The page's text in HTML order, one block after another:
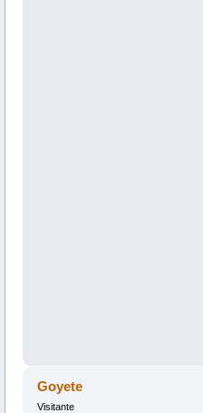
Goyete
Visitante